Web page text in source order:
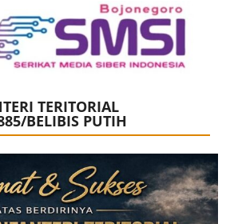
TERITORIAL
BELIBIS PUTIH